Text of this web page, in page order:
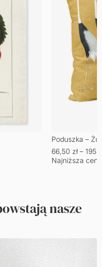
Poduszka –
66,50 zł –
Najniższa
nasze